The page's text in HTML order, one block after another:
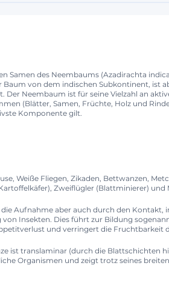
Samen des Neembaums (Azadirachta
Baum von dem indischen Subkontinent, ist
Der Neembaum ist für seine Vielzahl an
(Blätter, Samen, Früchte, Holz und
Komponente gilt.
Weiße Fliegen, Zikaden, Bettwanzen,
Zweiflügler (Blattminierer) und
Aufnahme aber auch durch den
Insekten. Dies führt zur Bildung
und verringert die Fruchtbarkeit
ist translaminar (durch die
Organismen und zeigt trotz seines